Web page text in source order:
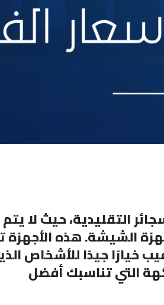
التقليدية، حيث
الشيشة. هذه
خيارًا جيدًا للأشخاص
التي تناسبك أفضل